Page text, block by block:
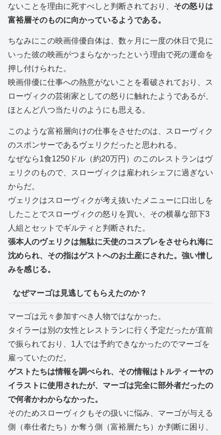
ないことを理由に死すべしと判断されており、 その怒りは
富裕層そのものに向かっているようである。
ちなみにこの映画俳優自体は、数ヶ月に一度の休日で見に
いった彼の映画がつまらなかったという理由で死の運命を
押し付けられた。
映画俳優に仕事への熱意がないことを看破されており、ス
ローヴィクの芸術家としての怒りに触れたようであるが、
ほとんど八つ当たりのようにも思える。
このような富裕層向けの仕事をさせたのは、スローヴィク
のスポンサーであるヴェリクだったと思われる。
なぜなら1食1250ドル（約20万円）のこのレストランはヴ
ェリクのもので、スローヴィクは雇われシェフに過ぎない
からだ。
ヴェリクはスローヴィクが考え抜いたメニューに口出しを
したことでスローヴィクの怒りを買い、その横暴な部下3
人組とセットでギルティと判断された。
張本人のヴェリクは無駄に天使のコスプレをさせられ海に
沈められ、その指はゲストへのお土産にされた。強い憎し
みを感じる。
なぜマーゴは見逃してもらえたのか？
マーゴは元々参加すべき人物ではなかった。
タイラーは別の女性とレストランに行く予定だったが直前
で振られており、1人では予約できなかったのでマーゴを
雇っていたのだ。
ゲストたちは情報を調べられ、その情報はトルティーヤの
イラストに使用されたが、マーゴは完全に部外者だったの
で何者かわからなかった。
そのためスローヴィクもその扱いに悩み、マーゴが与える
側（奉仕者たち）か奪う側（富裕層たち）か判断に困り、